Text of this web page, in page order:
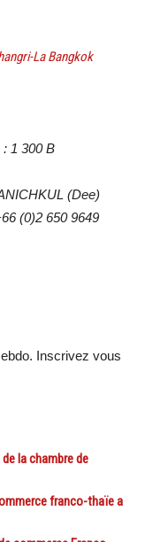
La Bangkok
1 300 B
(Dee)
(0)2 650 9649
Inscrivez vous
la chambre de
franco-thaïe a